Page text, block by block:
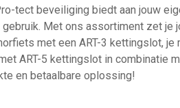
tect beveiliging biedt aan jouw
Met ons assortiment zet je
met een ART-3 kettingslot,
ART-5 kettingslot in combinatie
en betaalbare oplossing!